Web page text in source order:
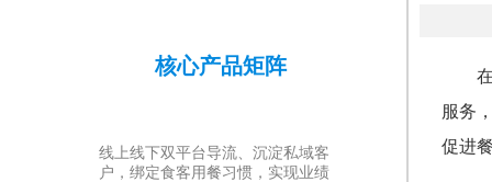
核心产品矩阵
线上线下双平台导流、沉淀私域客
户，绑定食客用餐习惯，实现业绩
服务
促进